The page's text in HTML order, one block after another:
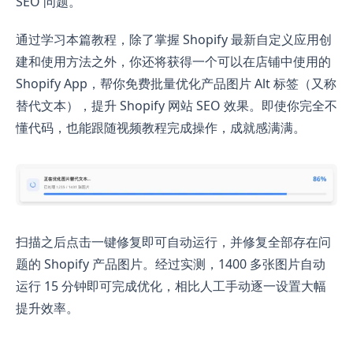
通过学习本篇教程，除了掌握 Shopify 最新自定义应用创
建和使用方法之外，你还将获得一个可以在店铺中使用的
Shopify App，帮你免费批量优化产品图片 Alt 标签（又称
替代文本），提升 Shopify 网站 SEO 效果。即使你完全不
懂代码，也能跟随视频教程完成操作，成就感满满。
扫描之后点击一键修复即可自动运行，并修复全部存在问
题的 Shopify 产品图片。经过实测，1400 多张图片自动
运行 15 分钟即可完成优化，相比人工手动逐一设置大幅
提升效率。